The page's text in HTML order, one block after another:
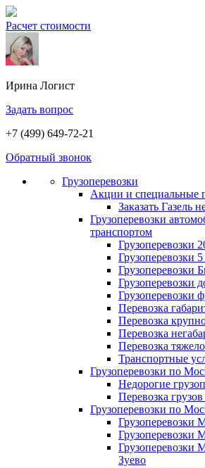
Расчет стоимости
Ирина Логист
Задать вопрос
+7 (499) 649-72-21
Обратный звонок
Грузоперевозки
Акции и специальные
Заказать Газель
Грузоперевозки
транспортом
Грузоперевозки
Грузоперевозки
Грузоперевозки
Грузоперевозки
Грузоперевозки
Перевозка
Перевозка
Перевозка
Перевозка
Транспортные
Грузоперевозки по
Недорогие
Перевозка
Грузоперевозки по
Грузоперевозки
Грузоперевозки
Грузоперевозки
Зуево